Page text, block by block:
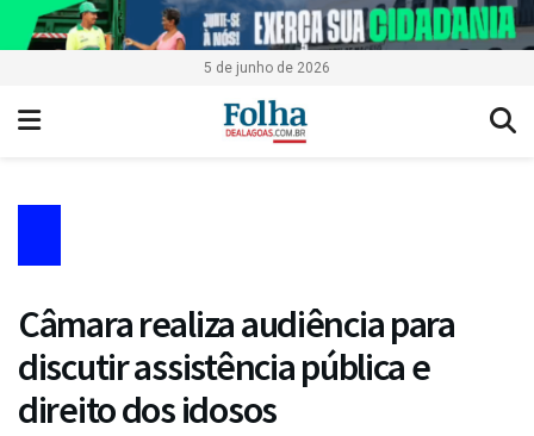
5 de junho de 2026
Câmara realiza audiência para
discutir assistência pública e
direito dos idosos